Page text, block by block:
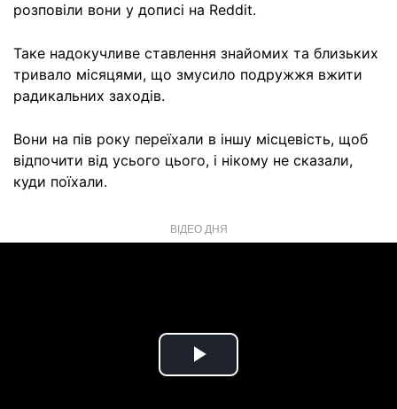
розповіли вони у дописі на Reddit.
Таке надокучливе ставлення знайомих та близьких
тривало місяцями, що змусило подружжя вжити
радикальних заходів.
Вони на пів року переїхали в іншу місцевість, щоб
відпочити від усього цього, і нікому не сказали,
куди поїхали.
ВІДЕО ДНЯ
Play